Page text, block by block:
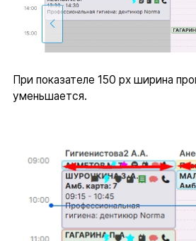
При показателе 150 px ширина
уменьшается.